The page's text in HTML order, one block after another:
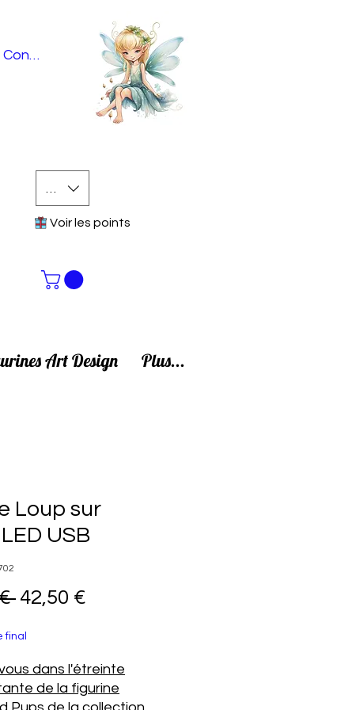
Connecter
EUR (€)
Voir les points
Art Design Plus...
Loup sur
USB
€ Prix original
42,50 €
final
dans l'étreinte
de la figurine